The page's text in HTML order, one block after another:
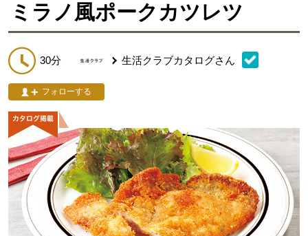
ミラノ風ポークカツレツ
30分 生活クラブカタログさん
フォローする